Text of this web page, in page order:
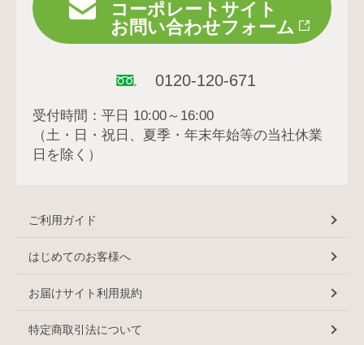
コーポレートサイト
お問い合わせフォーム
0120-120-671
受付時間：平日 10:00～16:00
（土・日・祝日、夏季・年末年始等の当社休業
日を除く）
ご利用ガイド
はじめてのお客様へ
お届けサイト利用規約
特定商取引法について